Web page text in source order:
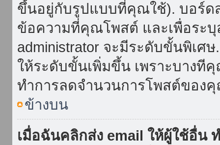
ขึ้นอยู่กับรูปแบบที่คุณใช้). บอร์ด
ข้อความที่คุณโพสต์ และเพื่อระบุ
administrator จะมีระดับขั้นพิเศ
ให้ระดับขั้นเพิ่มขึ้น เพราะบางที
ทำการลดจำนวนการโพสต์ของ
ข้างบน
เมื่อฉันคลิกส่ง email ให้ผู้ใช้อื่น